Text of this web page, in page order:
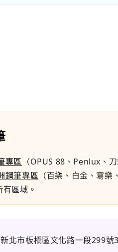
專區 （OPUS 88、Penlux、
鋼筆專區 （百樂、白金、寫
有區域。
新北市板橋區文化路一段299